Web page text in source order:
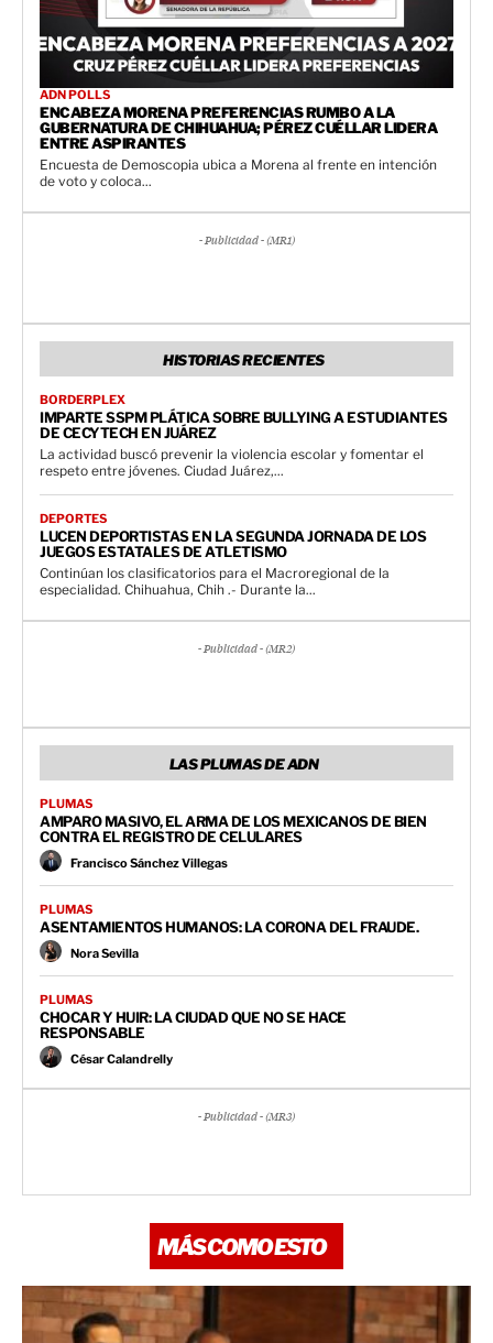
ADN POLLS
ENCABEZA MORENA PREFERENCIAS RUMBO A LA
GUBERNATURA DE CHIHUAHUA; PÉREZ CUÉLLAR LIDERA
ENTRE ASPIRANTES
Encuesta de Demoscopia ubica a Morena al frente en intención
de voto y coloca...
- Publicidad - (MR1)
HISTORIAS RECIENTES
BORDERPLEX
IMPARTE SSPM PLÁTICA SOBRE BULLYING A ESTUDIANTES
DE CECYTECH EN JUÁREZ
La actividad buscó prevenir la violencia escolar y fomentar el
respeto entre jóvenes. Ciudad Juárez,...
DEPORTES
LUCEN DEPORTISTAS EN LA SEGUNDA JORNADA DE LOS
JUEGOS ESTATALES DE ATLETISMO
Continúan los clasificatorios para el Macroregional de la
especialidad. Chihuahua, Chih .- Durante la...
- Publicidad - (MR2)
LAS PLUMAS DE ADN
PLUMAS
AMPARO MASIVO, EL ARMA DE LOS MEXICANOS DE BIEN
CONTRA EL REGISTRO DE CELULARES
Francisco Sánchez Villegas
PLUMAS
ASENTAMIENTOS HUMANOS: LA CORONA DEL FRAUDE.
Nora Sevilla
PLUMAS
CHOCAR Y HUIR: LA CIUDAD QUE NO SE HACE
RESPONSABLE
César Calandrelly
- Publicidad - (MR3)
MÁS COMO ESTO